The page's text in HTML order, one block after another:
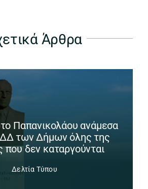
Άρθρα
Παπανικολάου ανάμεσα
των Δήμων όλης της
που δεν καταργούνται
Δελτία Τύπου